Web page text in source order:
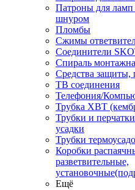
Патроны для ламп
шнуром
Пломбы
Сжимы
Соединители
Спираль
Средства защиты,
ТВ соединения
Телефония/
Трубка ХВТ
Трубки и
усадки
Трубки
Коробки
разветвительные,
Ещё